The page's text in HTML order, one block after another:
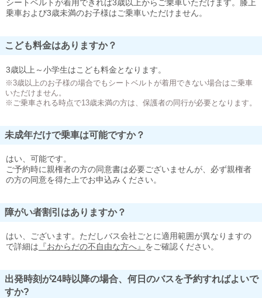
シートベルトが着用できれば3歳以上からご乗車いただけます。膝上
乗車および3歳未満のお子様はご乗車いただけません。
こども料金はありますか？
3歳以上～小学生はこども料金となります。
※3歳以上のお子様の場合でもシートベルトが着用できない場合はご乗車
いただけません。
※ご乗車される時点で13歳未満の方は、保護者の同行が必要となります。
未成年だけで乗車は可能ですか？
はい、可能です。
ご予約時に親権者の方の同意書は必要ございませんが、必ず親権者
の方の同意を得た上でお申込みください。
障がい者割引はありますか？
はい、ございます。ただしバス会社ごとに適用範囲が異なりますの
で詳細は 『おからだの不自由な方へ』 をご確認ください。
出発時刻が24時以降の場合、何日のバスを予約すればよいで
すか?